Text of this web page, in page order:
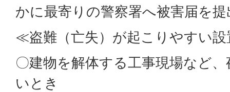
かに最寄りの警察署へ被害届を
≪盗難（亡失）が起こりやすい
〇建物を解体する工事現場など
いとき